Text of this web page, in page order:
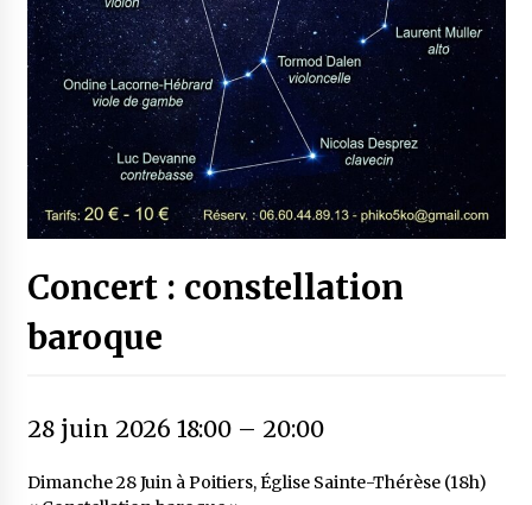
Concert : constellation
baroque
28 juin 2026 18:00– 20:00
Dimanche 28 Juin à Poitiers, Église Sainte-Thérèse (18h)